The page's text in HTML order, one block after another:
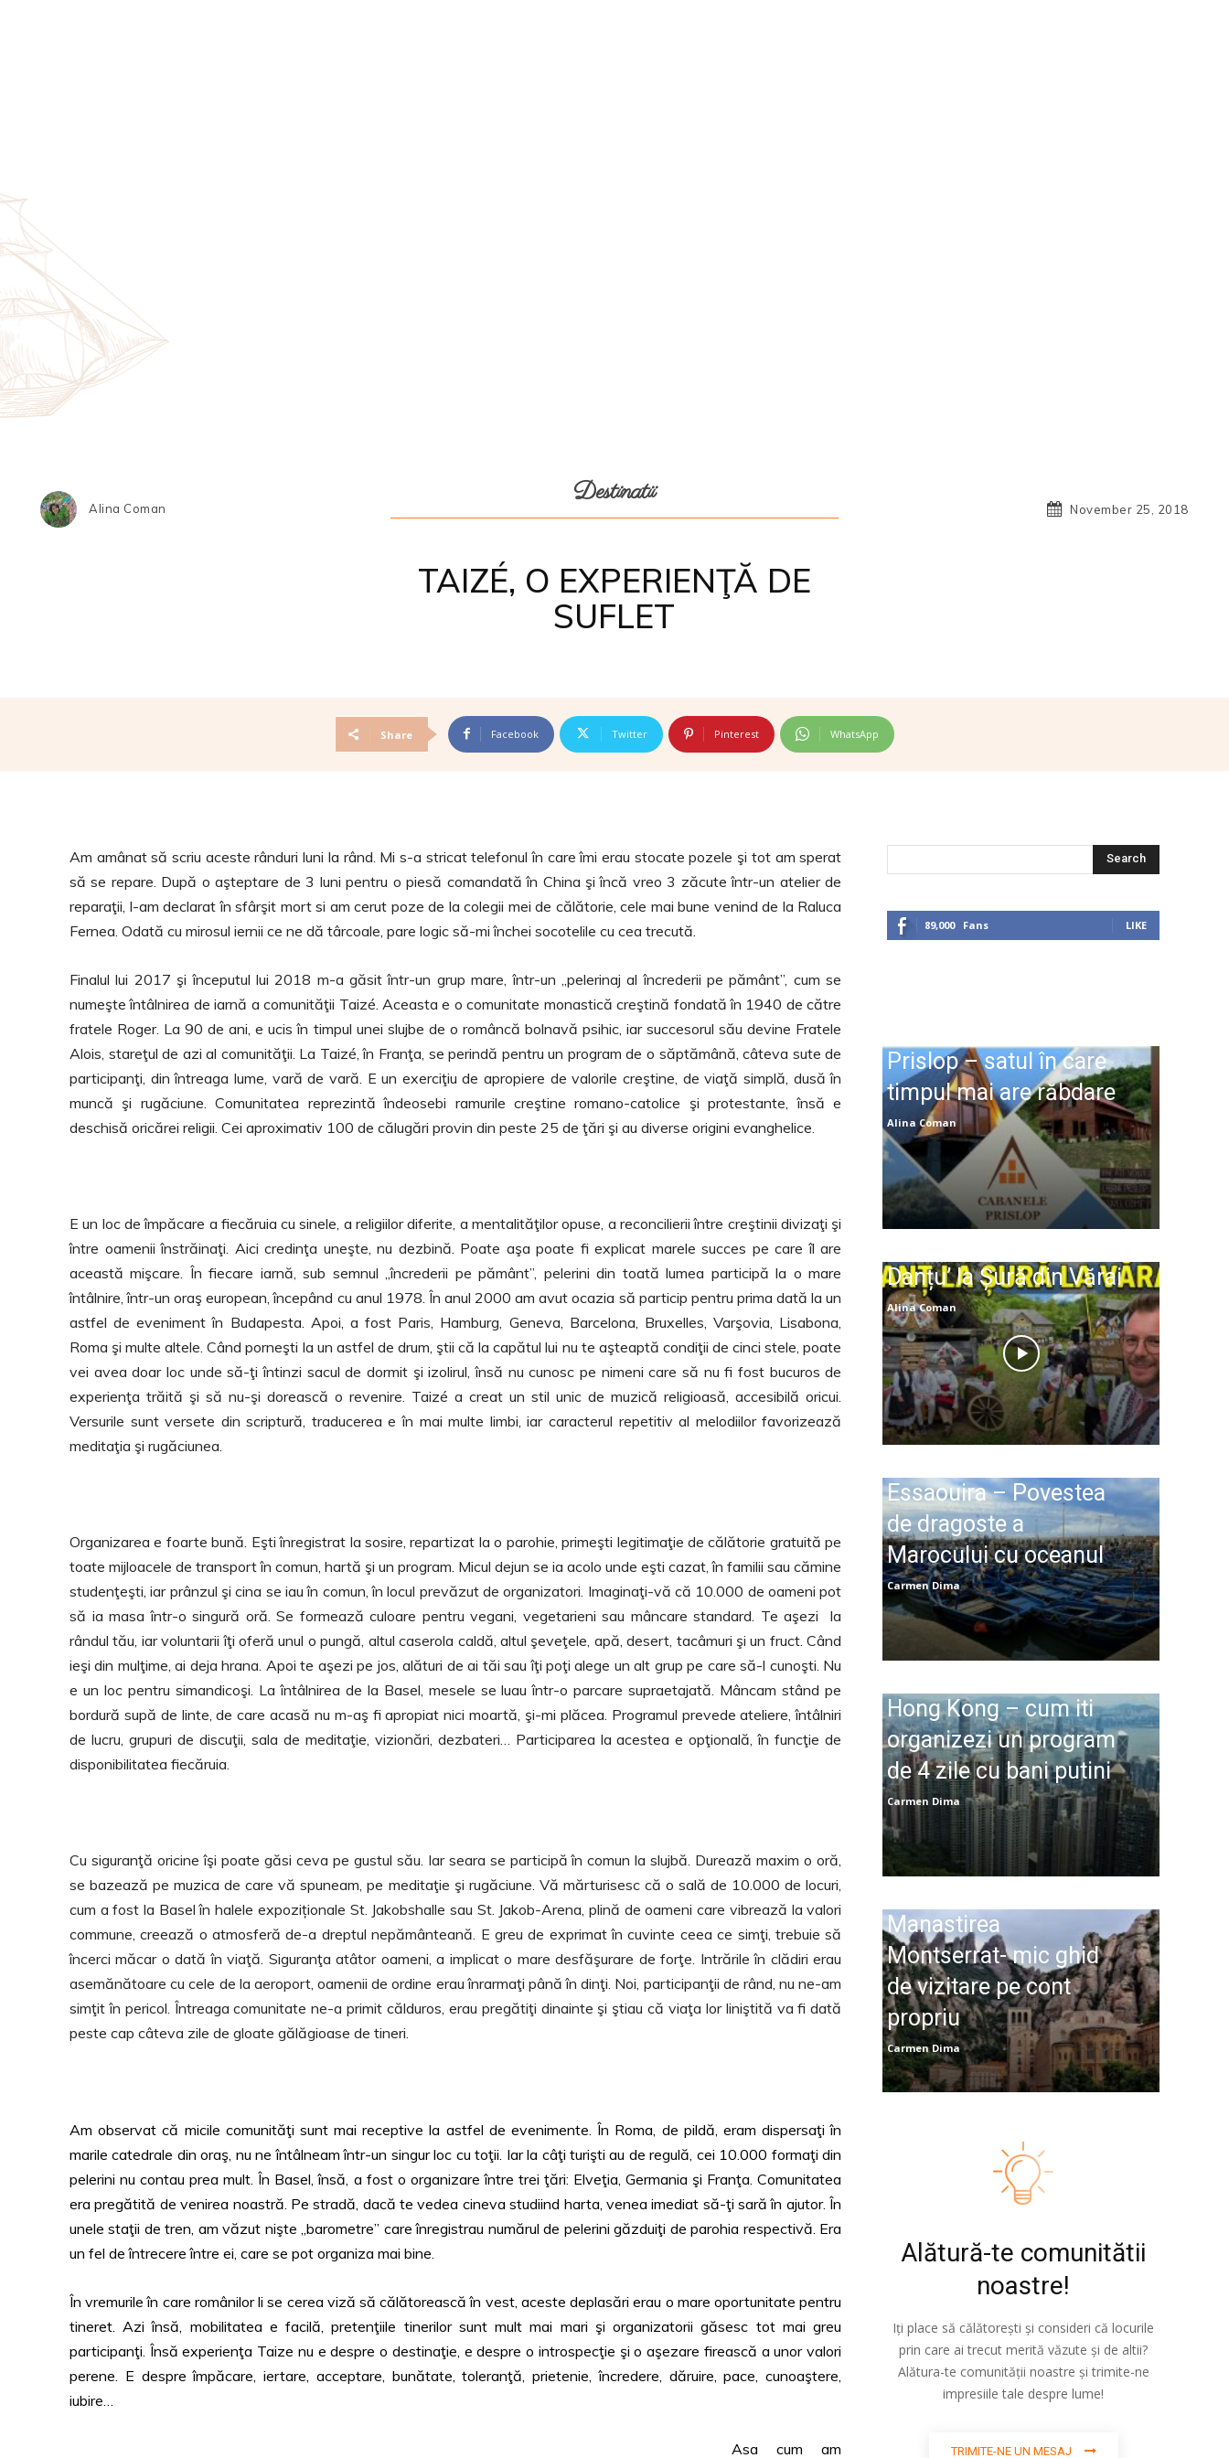
Alina Coman
Destinatii
TAIZÉ, O EXPERIENŢĂ DE
SUFLET
November 25, 2018
Share Facebook Twitter Pinterest WhatsApp
Am amânat să scriu aceste rânduri luni la rând. Mi s-a stricat telefonul în care îmi erau stocate pozele şi tot am sperat
să se repare. După o aşteptare de 3 luni pentru o piesă comandată în China şi încă vreo 3 zăcute într-un atelier de
reparaţii, l-am declarat în sfârşit mort si am cerut poze de la colegii mei de călătorie, cele mai bune venind de la Raluca
Fernea. Odată cu mirosul iernii ce ne dă târcoale, pare logic să-mi închei socotelile cu cea trecută.
Finalul lui 2017 şi începutul lui 2018 m-a găsit într-un grup mare, într-un ,,pelerinaj al încrederii pe pământ”, cum se
numeşte întâlnirea de iarnă a comunităţii Taizé. Aceasta e o comunitate monastică creştină fondată în 1940 de către
fratele Roger. La 90 de ani, e ucis în timpul unei slujbe de o româncă bolnavă psihic, iar succesorul său devine Fratele
Alois, stareţul de azi al comunităţii. La Taizé, în Franţa, se perindă pentru un program de o săptămână, câteva sute de
participanţi, din întreaga lume, vară de vară. E un exerciţiu de apropiere de valorile creştine, de viaţă simplă, dusă în
muncă şi rugăciune. Comunitatea reprezintă îndeosebi ramurile creştine romano-catolice şi protestante, însă e
deschisă oricărei religii. Cei aproximativ 100 de călugări provin din peste 25 de ţări şi au diverse origini evanghelice.
E un loc de împăcare a fiecăruia cu sinele, a religiilor diferite, a mentalităţilor opuse, a reconcilierii între creştinii divizaţi şi
între oamenii înstrăinaţi. Aici credinţa uneşte, nu dezbină. Poate aşa poate fi explicat marele succes pe care îl are
această mişcare. În fiecare iarnă, sub semnul ,,încrederii pe pământ”, pelerini din toată lumea participă la o mare
întâlnire, într-un oraş european, începând cu anul 1978. În anul 2000 am avut ocazia să particip pentru prima dată la un
astfel de eveniment în Budapesta. Apoi, a fost Paris, Hamburg, Geneva, Barcelona, Bruxelles, Varşovia, Lisabona,
Roma şi multe altele. Când porneşti la un astfel de drum, ştii că la capătul lui nu te aşteaptă condiţii de cinci stele, poate
vei avea doar loc unde să-ţi întinzi sacul de dormit şi izolirul, însă nu cunosc pe nimeni care să nu fi fost bucuros de
experienţa trăită şi să nu-şi dorească o revenire. Taizé a creat un stil unic de muzică religioasă, accesibilă oricui.
Versurile sunt versete din scriptură, traducerea e în mai multe limbi, iar caracterul repetitiv al melodiilor favorizează
meditaţia şi rugăciunea.
Organizarea e foarte bună. Eşti înregistrat la sosire, repartizat la o parohie, primeşti legitimaţie de călătorie gratuită pe
toate mijloacele de transport în comun, hartă şi un program. Micul dejun se ia acolo unde eşti cazat, în familii sau cămine
studenţeşti, iar prânzul şi cina se iau în comun, în locul prevăzut de organizatori. Imaginaţi-vă că 10.000 de oameni pot
să ia masa într-o singură oră. Se formează culoare pentru vegani, vegetarieni sau mâncare standard. Te aşezi la
rândul tău, iar voluntarii îţi oferă unul o pungă, altul caserola caldă, altul şeveţele, apă, desert, tacâmuri şi un fruct. Când
ieşi din mulţime, ai deja hrana. Apoi te aşezi pe jos, alături de ai tăi sau îţi poţi alege un alt grup pe care să-l cunoşti. Nu
e un loc pentru simandicoşi. La întâlnirea de la Basel, mesele se luau într-o parcare supraetajată. Mâncam stând pe
bordură supă de linte, de care acasă nu m-aş fi apropiat nici moartă, şi-mi plăcea. Programul prevede ateliere, întâlniri
de lucru, grupuri de discuţii, sala de meditaţie, vizionări, dezbateri… Participarea la acestea e opţională, în funcţie de
disponibilitatea fiecăruia.
Cu siguranţă oricine îşi poate găsi ceva pe gustul său. Iar seara se participă în comun la slujbă. Durează maxim o oră,
se bazează pe muzica de care vă spuneam, pe meditaţie şi rugăciune. Vă mărturisesc că o sală de 10.000 de locuri,
cum a fost la Basel în halele expoziționale St. Jakobshalle sau St. Jakob-Arena, plină de oameni care vibrează la valori
commune, creează o atmosferă de-a dreptul nepământeană. E greu de exprimat în cuvinte ceea ce simţi, trebuie să
încerci măcar o dată în viaţă. Siguranţa atâtor oameni, a implicat o mare desfăşurare de forţe. Intrările în clădiri erau
asemănătoare cu cele de la aeroport, oamenii de ordine erau înrarmaţi până în dinţi. Noi, participanţii de rând, nu ne-am
simţit în pericol. Întreaga comunitate ne-a primit călduros, erau pregătiţi dinainte şi ştiau că viaţa lor liniştită va fi dată
peste cap câteva zile de gloate gălăgioase de tineri.
Am observat că micile comunităţi sunt mai receptive la astfel de evenimente. În Roma, de pildă, eram dispersaţi în
marile catedrale din oraş, nu ne întâlneam într-un singur loc cu toţii. Iar la câţi turişti au de regulă, cei 10.000 formaţi din
pelerini nu contau prea mult. În Basel, însă, a fost o organizare între trei ţări: Elveţia, Germania şi Franţa. Comunitatea
era pregătită de venirea noastră. Pe stradă, dacă te vedea cineva studiind harta, venea imediat să-ţi sară în ajutor. În
unele staţii de tren, am văzut nişte ,,barometre” care înregistrau numărul de pelerini găzduiţi de parohia respectivă. Era
un fel de întrecere între ei, care se pot organiza mai bine.
În vremurile în care românilor li se cerea viză să călătorească în vest, aceste deplasări erau o mare oportunitate pentru
tineret. Azi însă, mobilitatea e facilă, pretenţiile tinerilor sunt mult mai mari şi organizatorii găsesc tot mai greu
participanţi. Însă experienţa Taize nu e despre o destinaţie, e despre o introspecţie şi o aşezare firească a unor valori
perene. E despre împăcare, iertare, acceptare, bunătate, toleranţă, prietenie, încredere, dăruire, pace, cunoaştere,
iubire…
Asa cum am
Search
89,000 Fans LIKE
Prislop – satul în care
timpul mai are răbdare
Alina Coman
Danțu’ la Șură din Vărai
Alina Coman
Essaouira – Povestea
de dragoste a
Marocului cu oceanul
Carmen Dima
Hong Kong – cum iti
organizezi un program
de 4 zile cu bani putini
Carmen Dima
Manastirea
Montserrat- mic ghid
de vizitare pe cont
propriu
Carmen Dima
Alătură-te comunitătii
noastre!
Iți place să călătorești și consideri că locurile
prin care ai trecut merită văzute și de altii?
Alătura-te comunității noastre și trimite-ne
impresiile tale despre lume!
TRIMITE-NE UN MESAJ